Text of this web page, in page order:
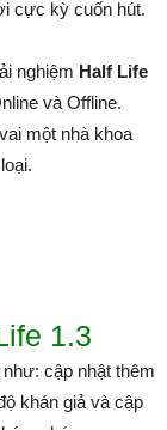
cực kỳ cuốn hút.
nghiệm Half Life
và Offline.
một nhà khoa
1.3
cập nhật thêm
khán giả và cập